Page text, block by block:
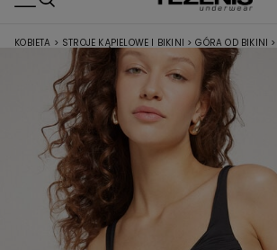
KOBIETA > STROJE KĄPIELOWE I BIKINI > GÓRA OD BIKINI >